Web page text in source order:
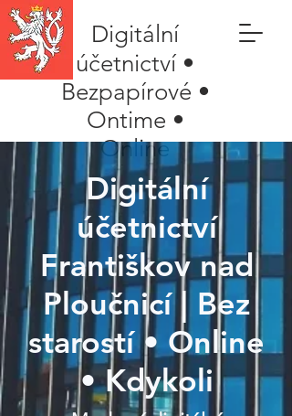
Digitální
účetnictví •
Bezpapírové •
Ontime •
Online
Digitální
účetnictví
Františkov nad
Ploučnicí | Bez
starostí • Online
• Kdykoli